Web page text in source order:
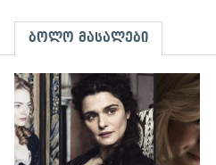
ბოლო მასალები